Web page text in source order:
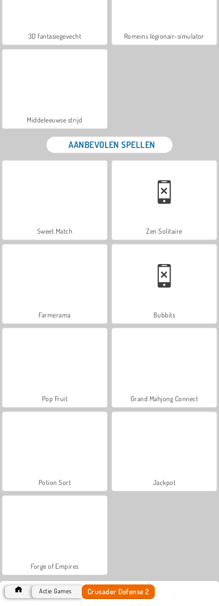
3D fantasiegevecht Romeins legionair-simulator
Middeleeuwse strijd
AANBEVOLEN SPELLEN
Sweet Match Zen Solitaire
Farmerama Bubbits
Pop Fruit Grand Mahjong Connect
Potion Sort Jackpot
Forge of Empires
Actie Games Crusader Defense 2